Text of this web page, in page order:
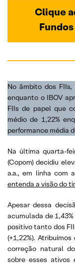
Clique
No âmbito dos
enquanto o IBOV
FIIs de papel que
médio de 1,22%
performance média
Na última quarta-
(Copom) decidiu
a.a., em linha com
entenda a visão do
Apesar dessa
acumulada de
positivo tanto dos
(+1,22%).
correção natural
sobre esses